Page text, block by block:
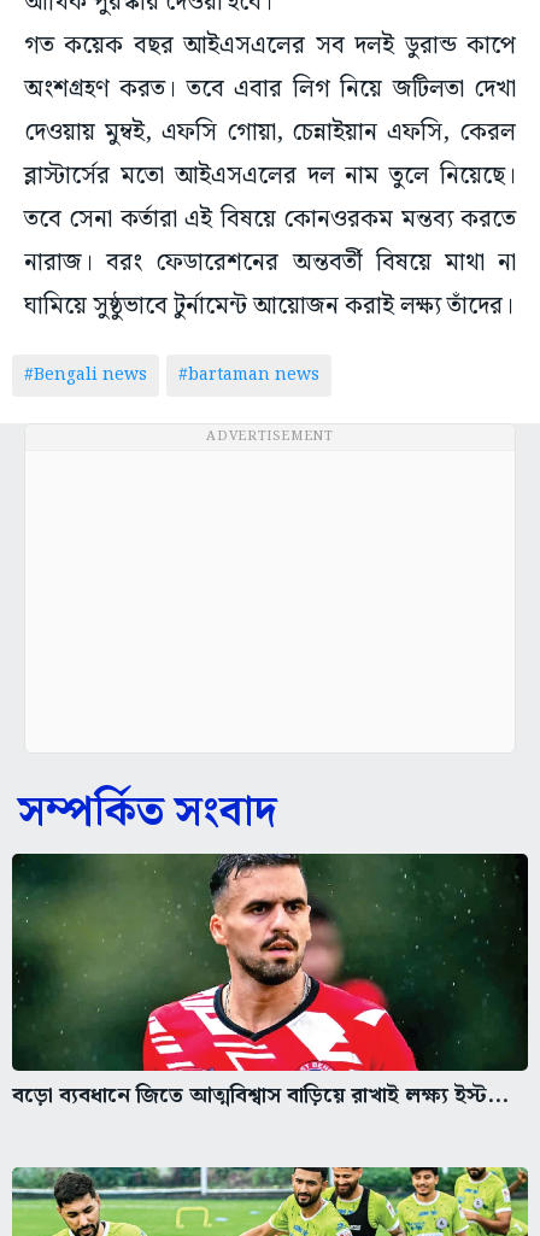
গত কয়েক বছর আইএসএলের সব দলই ডুরান্ড কাপে
অংশগ্রহণ করত। তবে এবার লিগ নিয়ে জটিলতা দেখা
দেওয়ায় মুম্বই, এফসি গোয়া, চেন্নাইয়ান এফসি, কেরল
ব্লাস্টার্সের মতো আইএসএলের দল নাম তুলে নিয়েছে।
তবে সেনা কর্তারা এই বিষয়ে কোনওরকম মন্তব্য করতে
নারাজ। বরং ফেডারেশনের অন্তবর্তী বিষয়ে মাথা না
ঘামিয়ে সুষ্ঠুভাবে টুর্নামেন্ট আয়োজন করাই লক্ষ্য তাঁদের।
#Bengali news #bartaman news
ADVERTISEMENT
সম্পর্কিত সংবাদ
বড়ো ব্যবধানে জিতে আত্মবিশ্বাস বাড়িয়ে রাখাই লক্ষ্য ইস্ট...